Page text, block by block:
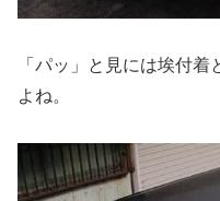
「パッ」と見には埃付
よね。